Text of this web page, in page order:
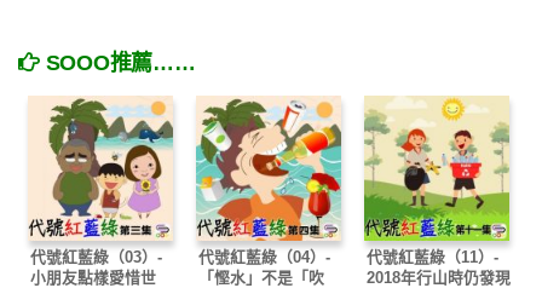
SOOO推薦……
代號紅藍綠（03）-
小朋友點樣愛惜世
代號紅藍綠（04）-
「慳水」不是「吹
代號紅藍綠（11）-
2018年行山時仍發現